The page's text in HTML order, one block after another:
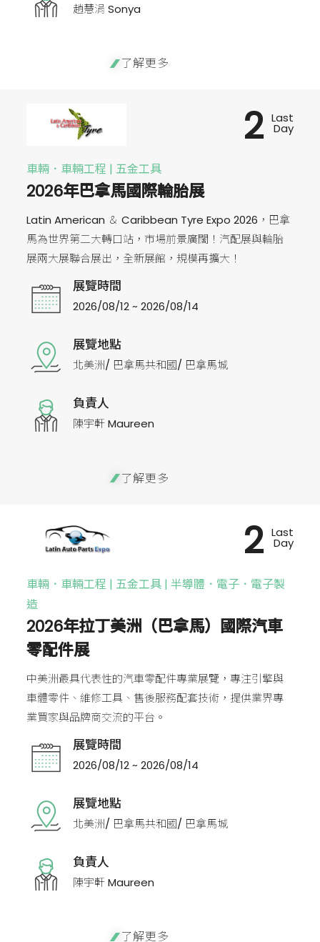
趙慧涓 Sonya
了解更多
車輛．車輛工程 | 五金工具
2026年巴拿馬國際輪胎展
Latin American ＆ Caribbean Tyre Expo 2026，巴拿
馬為世界第二大轉口站，市場前景廣闊！汽配展與輪胎
展兩大展聯合展出，全新展館，規模再擴大！
展覽時間
2026/08/12 ~ 2026/08/14
展覽地點
北美洲/ 巴拿馬共和國/ 巴拿馬城
負責人
陳宇軒 Maureen
2 Last
Day
了解更多
車輛．車輛工程 | 五金工具 | 半導體．電子．電子製
造
2026年拉丁美洲（巴拿馬）國際汽車
零配件展
中美洲最具代表性的汽車零配件專業展覽，專注引擎與
車體零件、維修工具、售後服務配套技術，提供業界專
業買家與品牌商交流的平台。
展覽時間
2026/08/12 ~ 2026/08/14
展覽地點
北美洲/ 巴拿馬共和國/ 巴拿馬城
負責人
陳宇軒 Maureen
2 Last
Day
了解更多